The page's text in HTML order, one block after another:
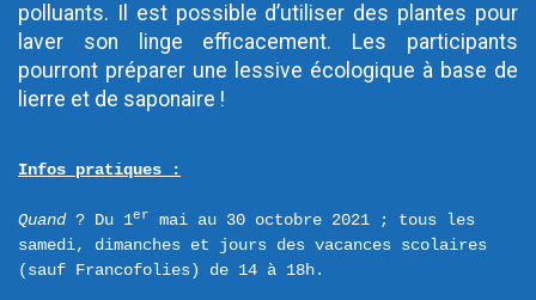
polluants. Il est possible d’utiliser des plantes pour
laver son linge efficacement. Les participants
pourront préparer une lessive écologique à base de
lierre et de saponaire !
Infos pratiques :
Quand ? Du 1er
mai au 30 octobre 2021 ; tous les
samedi, dimanches et jours des vacances scolaires
(sauf Francofolies) de 14 à 18h.